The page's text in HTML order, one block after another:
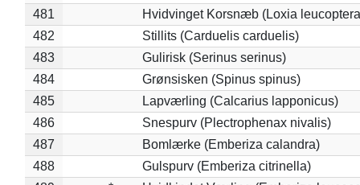
481
Hvidvinget Korsnæb (Loxia
482
Stillits (Carduelis carduelis)
483
Gulirisk (Serinus serinus)
484
Grønsisken (Spinus spinus)
485
Lapværling (Calcarius lapponicus)
486
Snespurv (Plectrophenax nivalis)
487
Bomlærke (Emberiza calandra)
488
Gulspurv (Emberiza citrinella)